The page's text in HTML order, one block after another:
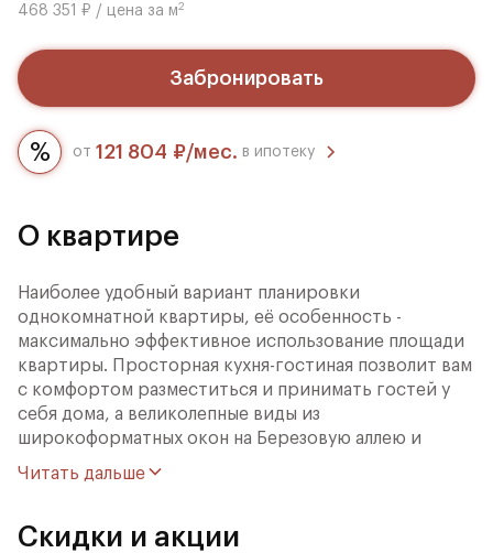
468 351 ₽ / цена за м2
Забронировать
от 121 804 ₽/мес. в ипотеку
О квартире
Наиболее удобный вариант планировки
однокомнатной квартиры, её особенность -
максимально эффективное использование площади
квартиры. Просторная кухня-гостиная позволит вам
с комфортом разместиться и принимать гостей у
себя дома, а великолепные виды из
широкоформатных окон на Березовую аллею и
тихий благоустроенный двор дополнят
преимущества квартиры.
"Фестиваль Парк" это продуманный до мелочей
Читать дальше
Скидки и акции